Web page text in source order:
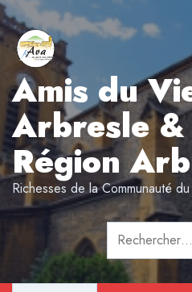
Aller
au
contenu
Amis du
Arbresle
Région
Richesses de la Communauté
Rechercher :